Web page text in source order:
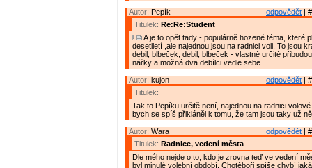
odpovědět |
Autor: Pepík
Titulek: Re:Re:Student
A je to opět tady - populárně hozené téma, které
desetiletí ,ale najednou jsou na radnici voli. To jsou
debil, blbeček, debil, blbeček - vlastně určitě
nářky a možná dva debílci vedle sebe...
odpovědět |
Autor: kujon
Titulek:
Tak to Pepíku určitě není, najednou na radnici
bych se spíš přikláněl k tomu, že tam jsou taky už
odpovědět |
Autor: Wara
Titulek: Radnice, vedení města
Dle mého nejde o to, kdo je zrovna teď ve vedení
byl minulé volební období. Chotěboři spíše chybí